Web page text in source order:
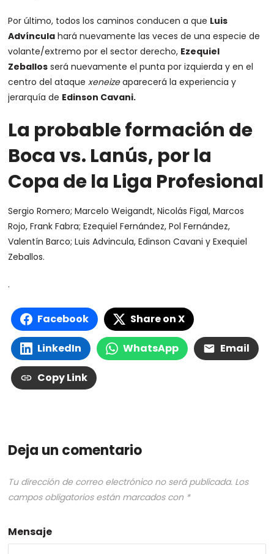
Por último, todos los caminos conducen a que Luis
Advíncula hará nuevamente las veces de una especie de
volante/extremo por el sector derecho, Ezequiel
Zeballos será nuevamente el punta por izquierda y en el
centro del ataquexeneizeaparecerá la experiencia y
jerarquía de Edinson Cavani.
La probable formación de
Boca vs. Lanús, por la
Copa de la Liga Profesional
Sergio Romero; Marcelo Weigandt, Nicolás Figal, Marcos
Rojo, Frank Fabra; Ezequiel Fernández, Pol Fernández,
Valentín Barco; Luis Advincula, Edinson Cavani y Exequiel
Zeballos.
.
Facebook Share on X
LinkedIn WhatsApp Email
Copy Link
Deja un comentario
Tu dirección de correo electrónico no será publicada. Los
campos obligatorios están marcados con *
Mensaje